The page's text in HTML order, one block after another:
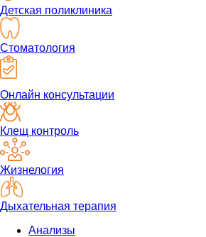
Детская поликлиника
Стоматология
Онлайн консультации
Клещ контроль
Жизнелогия
Дыхательная терапия
Анализы